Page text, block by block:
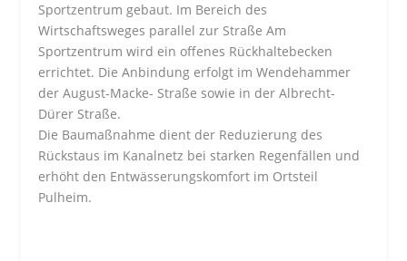
Sportzentrum gebaut. Im Bereich des
Wirtschaftsweges parallel zur Straße Am
Sportzentrum wird ein offenes Rückhaltebecken
errichtet. Die Anbindung erfolgt im Wendehammer
der August-Macke- Straße sowie in der Albrecht-
Dürer Straße.
Die Baumaßnahme dient der Reduzierung des
Rückstaus im Kanalnetz bei starken Regenfällen und
erhöht den Entwässerungskomfort im Ortsteil
Pulheim.